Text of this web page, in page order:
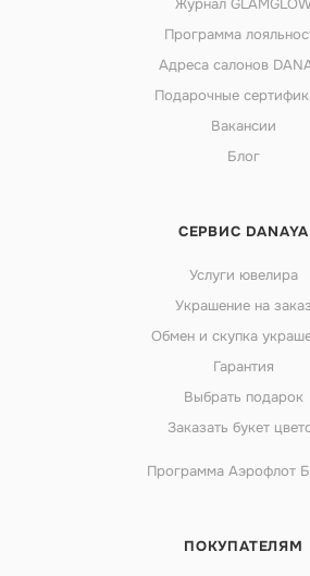
Журнал
Программа
Адреса салонов
Подарочные
Вакансии
Блог
СЕРВИС DANAYA
Услуги ювелира
Украшение на заказ
Обмен и скупка
Гарантия
Выбрать подарок
Заказать букет
Программа Аэрофлот
ПОКУПАТЕЛЯМ